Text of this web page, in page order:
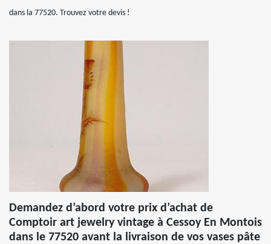
dans la 77520. Trouvez votre devis !
Demandez d’abord votre prix d’achat de
Comptoir art jewelry vintage à Cessoy En Montois
dans le 77520 avant la livraison de vos vases pâte